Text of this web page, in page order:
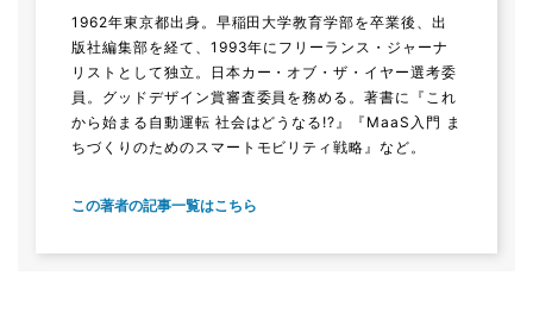
1962年東京都出身。早稲田大学教育学部を卒業後、出
版社編集部を経て、1993年にフリーランス・ジャーナ
リストとして独立。日本カー・オブ・ザ・イヤー選考委
員。グッドデザイン賞審査委員を務める。著書に『これ
から始まる自動運転 社会はどうなる!?』『MaaS入門 ま
ちづくりのためのスマートモビリティ戦略』など。
この著者の記事一覧はこちら